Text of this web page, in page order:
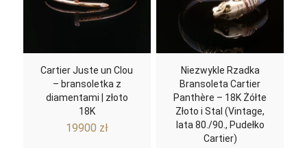
Cartier Juste un Clou
– bransoletka z
diamentami | złoto
18K
19900 zł
Niezwykle Rzadka
Bransoleta Cartier
Panthère – 18K Żółte
Złoto i Stal (Vintage,
lata 80./90., Pudełko
Cartier)